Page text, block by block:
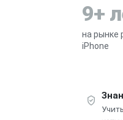
9+
на рынке
iPhone